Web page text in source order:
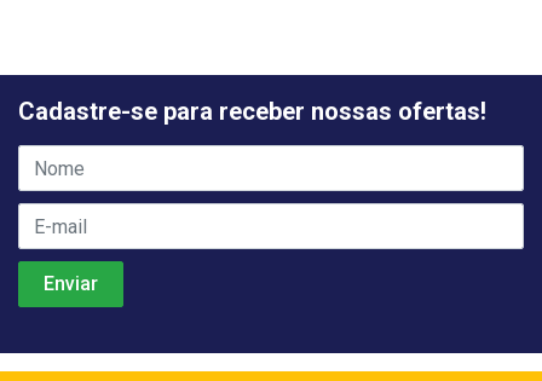
Cadastre-se para receber nossas ofertas!